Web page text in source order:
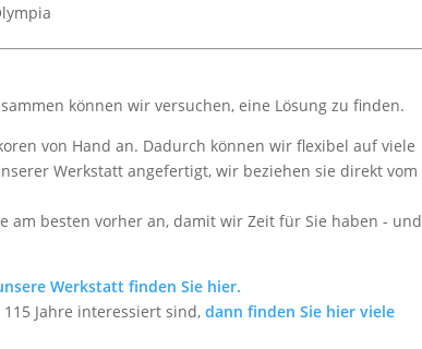
können wir versuchen, eine Lösung zu finden.
von Hand an. Dadurch können wir flexibel auf viele
Werkstatt angefertigt, wir beziehen sie direkt vom
am besten vorher an, damit wir Zeit für Sie haben - und
Werkstatt finden Sie hier.
Jahre interessiert sind,dann finden Sie hier viele